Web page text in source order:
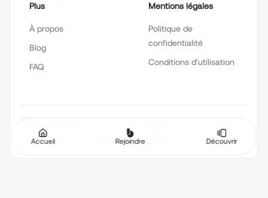
Plus
À propos
Blog
FAQ
Mentions légales
Politique de
confidentialité
Conditions d'utilisation
2026 Bolero Music SAS
Français (fr-FR)
Accueil
Rejoindre Découvrir